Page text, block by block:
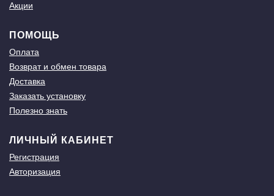
Акции
ПОМОЩЬ
Оплата
Возврат и обмен товара
Доставка
Заказать установку
Полезно знать
ЛИЧНЫЙ КАБИНЕТ
Регистрация
Авторизация